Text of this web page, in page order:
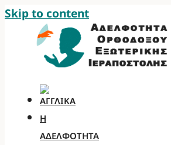
Skip to content
Η
ΑΔΕΛΦΌΤΗΤΑ